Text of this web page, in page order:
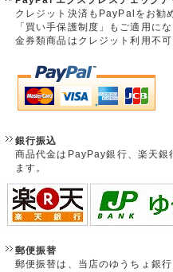
クレジット決済もPayPalをお勧
「買い手保護制度」もご適用に
金券類商品はクレジット利用不可
銀行振込
商品代金はPayPay銀行、楽天銀
ます。
郵便振替
郵便振替は、当店のゆうちょ銀